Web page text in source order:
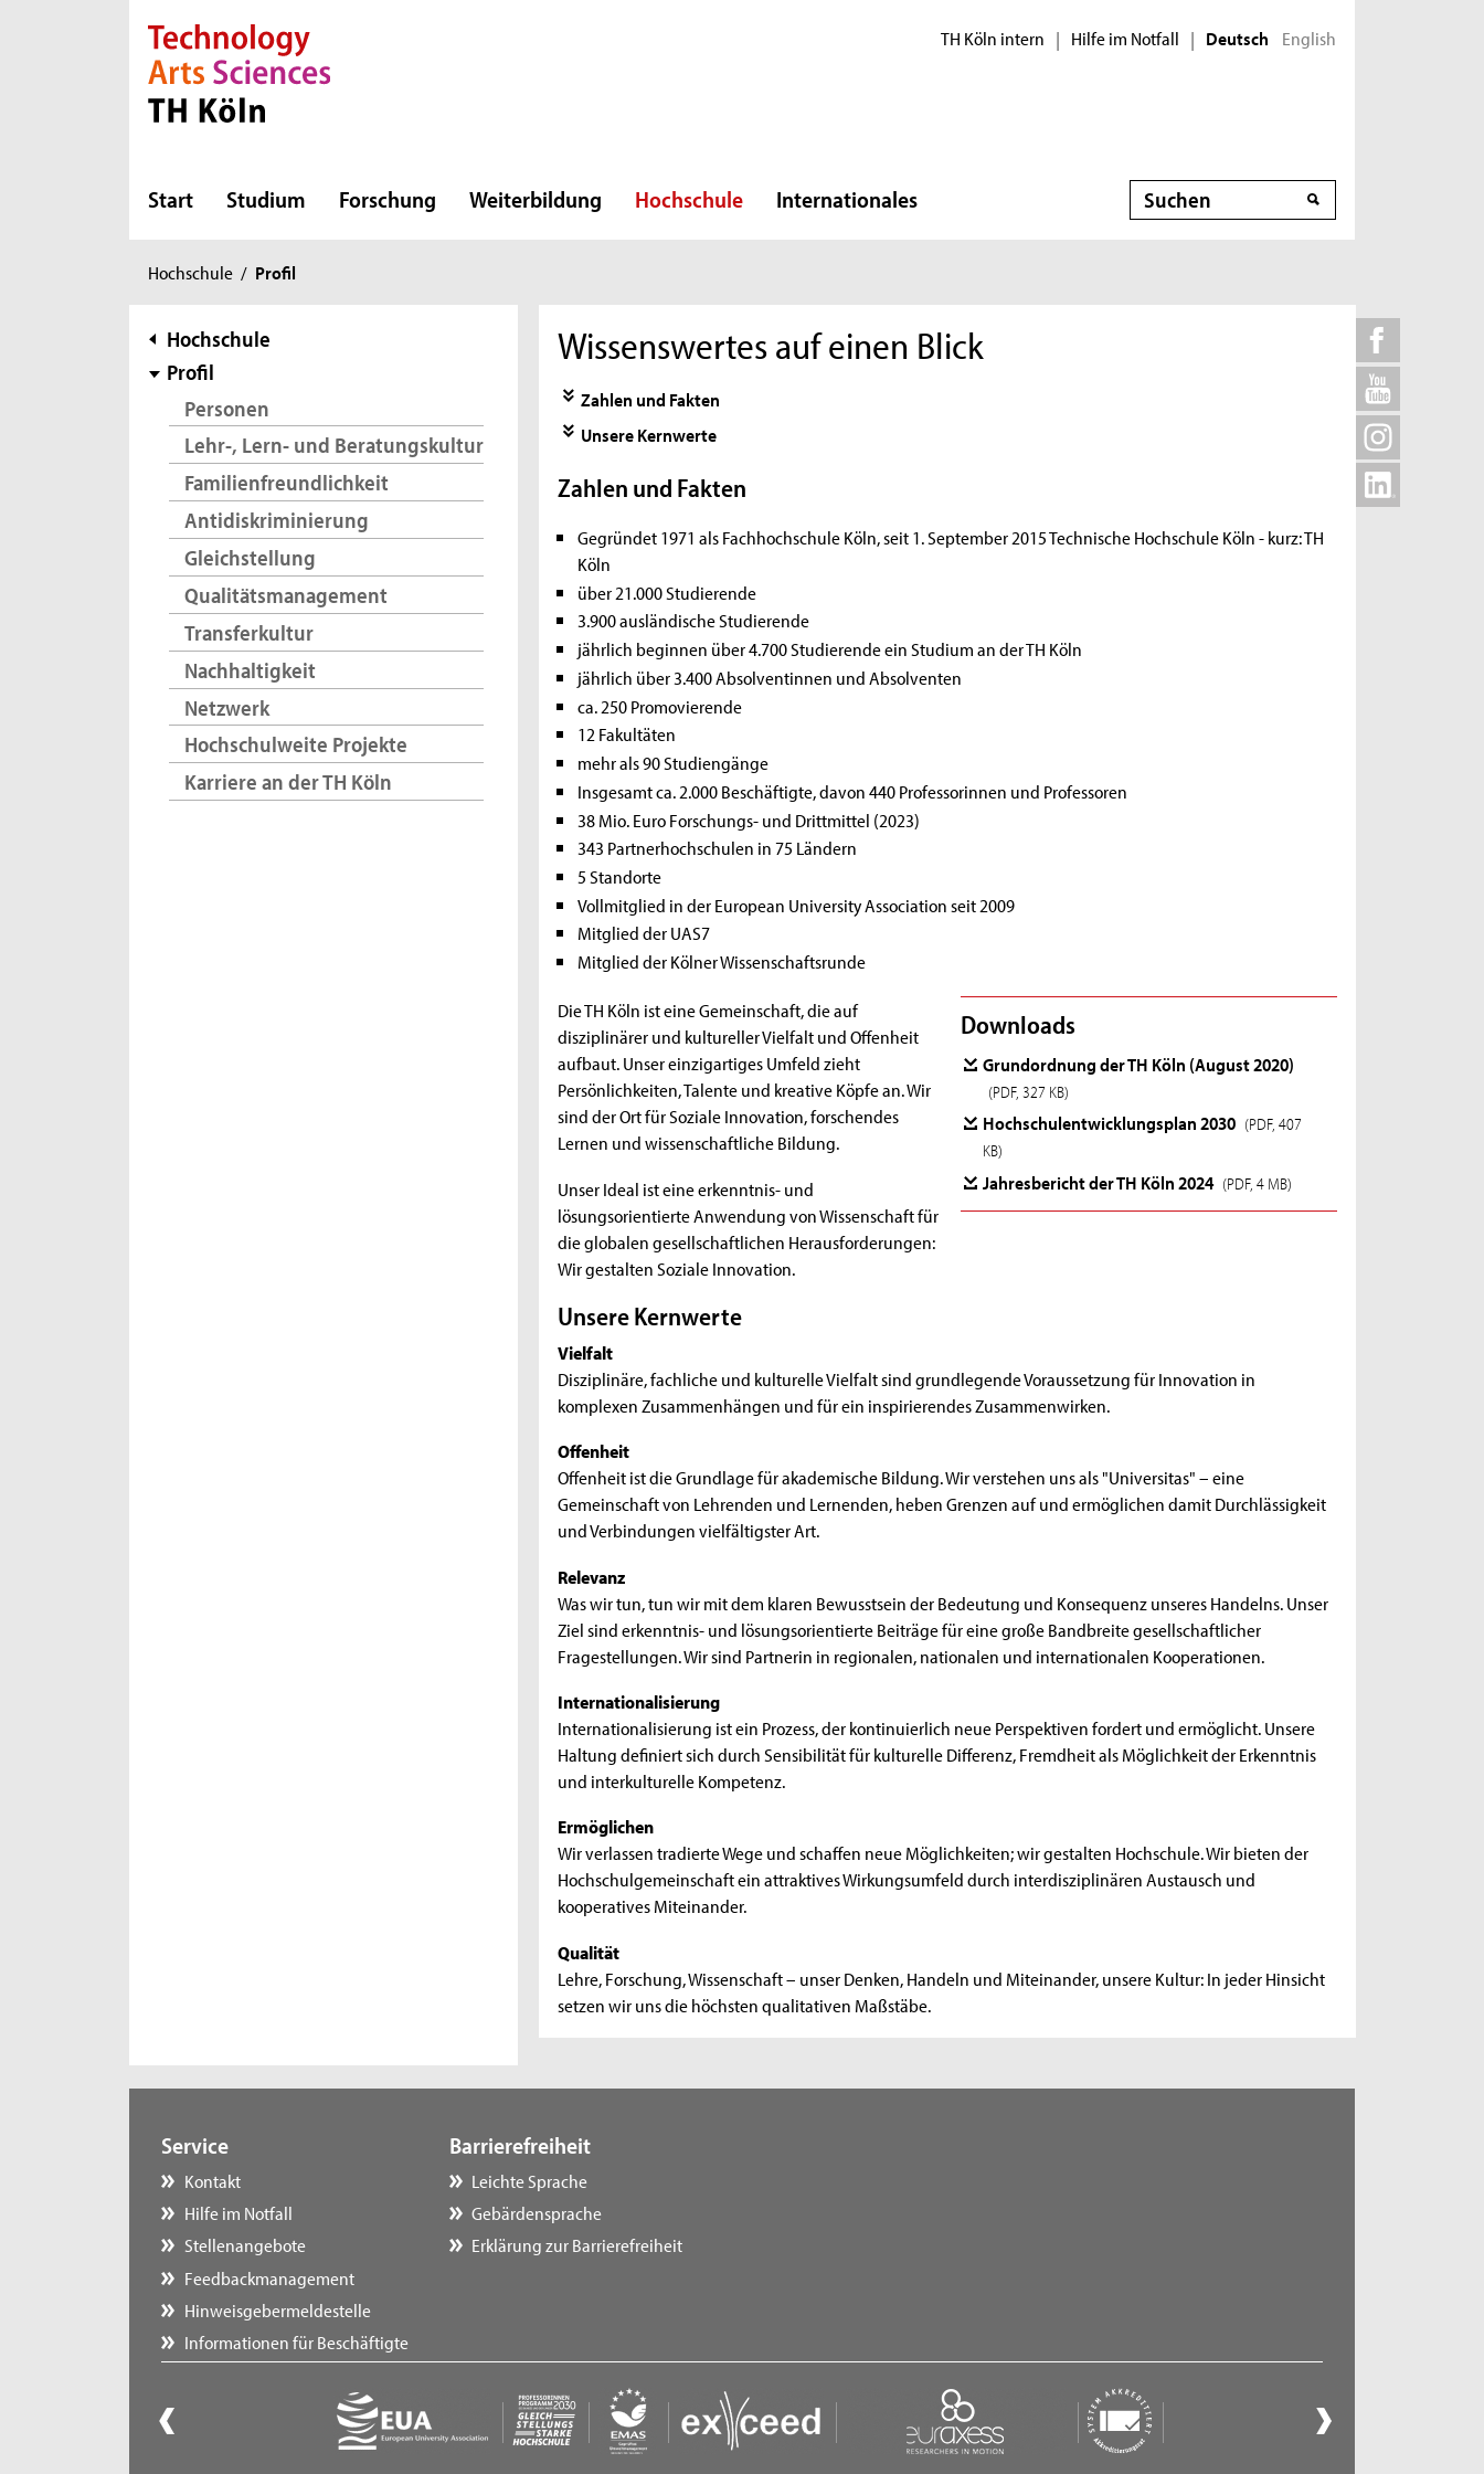
Direkt zur Hauptnavigation
Direkt zur Subnavigation
Direkt zum Inhalt
Direkt zum Fußbereich TH Köln intern | Hilfe im Notfall | Deutsch English
Start Studium Forschung Weiterbildung Hochschule Internationales Suche
Sie
hier:
Hochschule / Profil
Subnavigation
Hochschule
Profil
Personen
Lehr-, Lern- und Beratungskultur
Familienfreundlichkeit
Antidiskriminierung
Gleichstellung
Qualitätsmanagement
Transferkultur
Nachhaltigkeit
Netzwerk
Hochschulweite Projekte
Karriere an der TH Köln
Wissenswertes auf einen Blick
Zahlen und Fakten
Unsere Kernwerte
Zahlen und Fakten
Gegründet 1971 als Fachhochschule Köln, seit 1. September 2015 Technische Hochschule Köln - kurz: TH
Köln
über 21.000 Studierende
3.900 ausländische Studierende
jährlich beginnen über 4.700 Studierende ein Studium an der TH Köln
jährlich über 3.400 Absolventinnen und Absolventen
ca. 250 Promovierende
12 Fakultäten
mehr als 90 Studiengänge
Insgesamt ca. 2.000 Beschäftigte, davon 440 Professorinnen und Professoren
38 Mio. Euro Forschungs- und Drittmittel (2023)
343 Partnerhochschulen in 75 Ländern
5 Standorte
Vollmitglied in der European University Association seit 2009
Mitglied der UAS7
Mitglied der Kölner Wissenschaftsrunde
Downloads
Grundordnung der TH Köln (August 2020)
(PDF, 327 KB)
Hochschulentwicklungsplan 2030 (PDF, 407
KB)
Jahresbericht der TH Köln 2024 (PDF, 4 MB)
Die TH Köln ist eine Gemeinschaft, die auf
disziplinärer und kultureller Vielfalt und Offenheit
aufbaut. Unser einzigartiges Umfeld zieht
Persönlichkeiten, Talente und kreative Köpfe an. Wir
sind der Ort für Soziale Innovation, forschendes
Lernen und wissenschaftliche Bildung.
Unser Ideal ist eine erkenntnis- und
lösungsorientierte Anwendung von Wissenschaft für
die globalen gesellschaftlichen Herausforderungen:
Wir gestalten Soziale Innovation.
Unsere Kernwerte
Vielfalt
Disziplinäre, fachliche und kulturelle Vielfalt sind grundlegende Voraussetzung für Innovation in
komplexen Zusammenhängen und für ein inspirierendes Zusammenwirken.
Offenheit
Offenheit ist die Grundlage für akademische Bildung. Wir verstehen uns als "Universitas" – eine
Gemeinschaft von Lehrenden und Lernenden, heben Grenzen auf und ermöglichen damit Durchlässigkeit
und Verbindungen vielfältigster Art.
Relevanz
Was wir tun, tun wir mit dem klaren Bewusstsein der Bedeutung und Konsequenz unseres Handelns. Unser
Ziel sind erkenntnis- und lösungsorientierte Beiträge für eine große Bandbreite gesellschaftlicher
Fragestellungen. Wir sind Partnerin in regionalen, nationalen und internationalen Kooperationen.
Internationalisierung
Internationalisierung ist ein Prozess, der kontinuierlich neue Perspektiven fordert und ermöglicht. Unsere
Haltung definiert sich durch Sensibilität für kulturelle Differenz, Fremdheit als Möglichkeit der Erkenntnis
und interkulturelle Kompetenz.
Ermöglichen
Wir verlassen tradierte Wege und schaffen neue Möglichkeiten; wir gestalten Hochschule. Wir bieten der
Hochschulgemeinschaft ein attraktives Wirkungsumfeld durch interdisziplinären Austausch und
kooperatives Miteinander.
Qualität
Lehre, Forschung, Wissenschaft – unser Denken, Handeln und Miteinander, unsere Kultur: In jeder Hinsicht
setzen wir uns die höchsten qualitativen Maßstäbe.
Service
Kontakt
Hilfe im Notfall
Stellenangebote
Feedbackmanagement
Hinweisgebermeldestelle
Informationen für Beschäftigte
Barrierefreiheit
Leichte Sprache
Gebärdensprache
Erklärung zur Barrierefreiheit